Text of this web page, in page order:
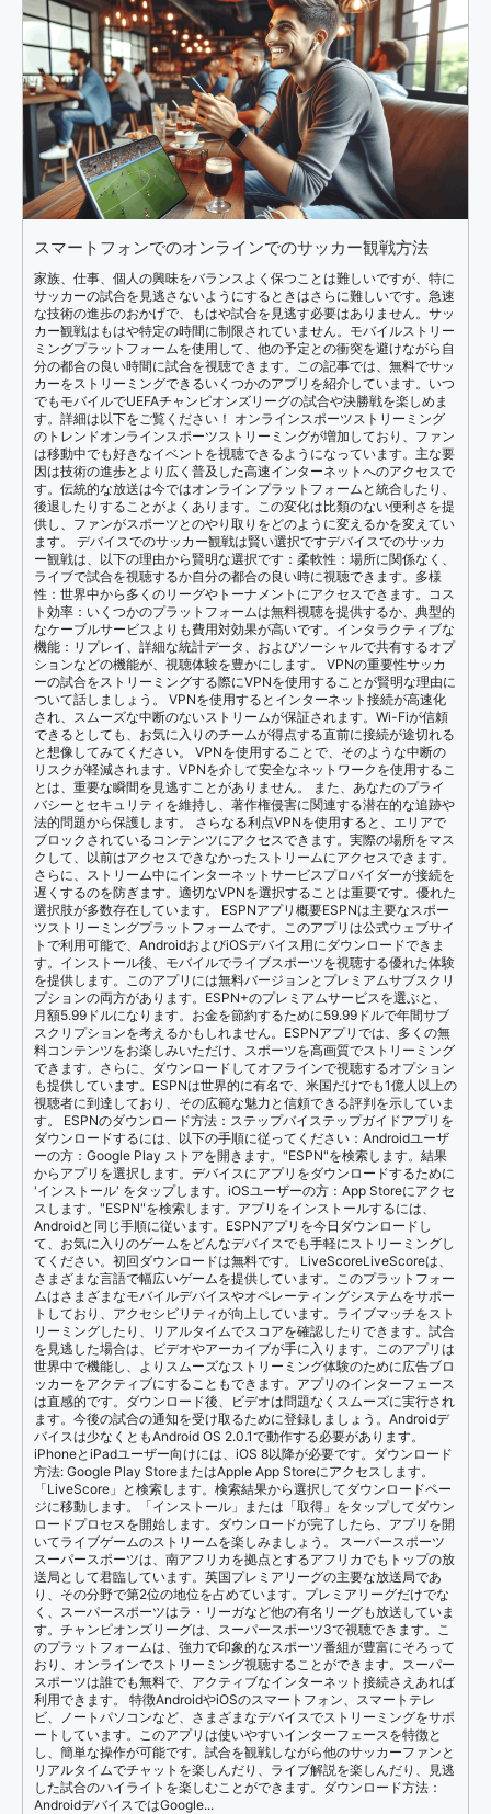
スマートフォンでのオンラインでのサッカー観戦方法
家族、仕事、個人の興味をバランスよく保つことは難しいですが、特に
サッカーの試合を見逃さないようにするときはさらに難しいです。急速
な技術の進歩のおかげで、もはや試合を見逃す必要はありません。サッ
カー観戦はもはや特定の時間に制限されていません。モバイルストリー
ミングプラットフォームを使用して、他の予定との衝突を避けながら自
分の都合の良い時間に試合を視聴できます。この記事では、無料でサッ
カーをストリーミングできるいくつかのアプリを紹介しています。いつ
でもモバイルでUEFAチャンピオンズリーグの試合や決勝戦を楽しめま
す。詳細は以下をご覧ください！ オンラインスポーツストリーミング
のトレンドオンラインスポーツストリーミングが増加しており、ファン
は移動中でも好きなイベントを視聴できるようになっています。主な要
因は技術の進歩とより広く普及した高速インターネットへのアクセスで
す。伝統的な放送は今ではオンラインプラットフォームと統合したり、
後退したりすることがよくあります。この変化は比類のない便利さを提
供し、ファンがスポーツとのやり取りをどのように変えるかを変えてい
ます。 デバイスでのサッカー観戦は賢い選択ですデバイスでのサッカ
ー観戦は、以下の理由から賢明な選択です：柔軟性：場所に関係なく、
ライブで試合を視聴するか自分の都合の良い時に視聴できます。多様
性：世界中から多くのリーグやトーナメントにアクセスできます。コス
ト効率：いくつかのプラットフォームは無料視聴を提供するか、典型的
なケーブルサービスよりも費用対効果が高いです。インタラクティブな
機能：リプレイ、詳細な統計データ、およびソーシャルで共有するオプ
ションなどの機能が、視聴体験を豊かにします。 VPNの重要性サッカ
ーの試合をストリーミングする際にVPNを使用することが賢明な理由に
ついて話しましょう。 VPNを使用するとインターネット接続が高速化
され、スムーズな中断のないストリームが保証されます。Wi-Fiが信頼
できるとしても、お気に入りのチームが得点する直前に接続が途切れる
と想像してみてください。 VPNを使用することで、そのような中断の
リスクが軽減されます。VPNを介して安全なネットワークを使用するこ
とは、重要な瞬間を見逃すことがありません。 また、あなたのプライ
バシーとセキュリティを維持し、著作権侵害に関連する潜在的な追跡や
法的問題から保護します。 さらなる利点VPNを使用すると、エリアで
ブロックされているコンテンツにアクセスできます。実際の場所をマス
クして、以前はアクセスできなかったストリームにアクセスできます。
さらに、ストリーム中にインターネットサービスプロバイダーが接続を
遅くするのを防ぎます。適切なVPNを選択することは重要です。優れた
選択肢が多数存在しています。 ESPNアプリ概要ESPNは主要なスポー
ツストリーミングプラットフォームです。このアプリは公式ウェブサイ
トで利用可能で、AndroidおよびiOSデバイス用にダウンロードできま
す。インストール後、モバイルでライブスポーツを視聴する優れた体験
を提供します。このアプリには無料バージョンとプレミアムサブスクリ
プションの両方があります。ESPN+のプレミアムサービスを選ぶと、
月額5.99ドルになります。お金を節約するために59.99ドルで年間サブ
スクリプションを考えるかもしれません。ESPNアプリでは、多くの無
料コンテンツをお楽しみいただけ、スポーツを高画質でストリーミング
できます。さらに、ダウンロードしてオフラインで視聴するオプション
も提供しています。ESPNは世界的に有名で、米国だけでも1億人以上の
視聴者に到達しており、その広範な魅力と信頼できる評判を示していま
す。 ESPNのダウンロード方法：ステップバイステップガイドアプリを
ダウンロードするには、以下の手順に従ってください：Androidユーザ
ーの方：Google Play ストアを開きます。"ESPN"を検索します。結果
からアプリを選択します。デバイスにアプリをダウンロードするために
'インストール' をタップします。iOSユーザーの方：App Storeにアクセ
スします。"ESPN"を検索します。アプリをインストールするには、
Androidと同じ手順に従います。ESPNアプリを今日ダウンロードし
て、お気に入りのゲームをどんなデバイスでも手軽にストリーミングし
てください。初回ダウンロードは無料です。 LiveScoreLiveScoreは、
さまざまな言語で幅広いゲームを提供しています。このプラットフォー
ムはさまざまなモバイルデバイスやオペレーティングシステムをサポー
トしており、アクセシビリティが向上しています。ライブマッチをスト
リーミングしたり、リアルタイムでスコアを確認したりできます。試合
を見逃した場合は、ビデオやアーカイブが手に入ります。このアプリは
世界中で機能し、よりスムーズなストリーミング体験のために広告ブロ
ッカーをアクティブにすることもできます。アプリのインターフェース
は直感的です。ダウンロード後、ビデオは問題なくスムーズに実行され
ます。今後の試合の通知を受け取るために登録しましょう。Androidデ
バイスは少なくともAndroid OS 2.0.1で動作する必要があります。
iPhoneとiPadユーザー向けには、iOS 8以降が必要です。ダウンロード
方法: Google Play StoreまたはApple App Storeにアクセスします。
「LiveScore」と検索します。検索結果から選択してダウンロードペー
ジに移動します。「インストール」または「取得」をタップしてダウン
ロードプロセスを開始します。ダウンロードが完了したら、アプリを開
いてライブゲームのストリームを楽しみましょう。 スーパースポーツ
スーパースポーツは、南アフリカを拠点とするアフリカでもトップの放
送局として君臨しています。英国プレミアリーグの主要な放送局であ
り、その分野で第2位の地位を占めています。プレミアリーグだけでな
く、スーパースポーツはラ・リーガなど他の有名リーグも放送していま
す。チャンピオンズリーグは、スーパースポーツ3で視聴できます。こ
のプラットフォームは、強力で印象的なスポーツ番組が豊富にそろって
おり、オンラインでストリーミング視聴することができます。スーパー
スポーツは誰でも無料で、アクティブなインターネット接続さえあれば
利用できます。 特徴AndroidやiOSのスマートフォン、スマートテレ
ビ、ノートパソコンなど、さまざまなデバイスでストリーミングをサポ
ートしています。このアプリは使いやすいインターフェースを特徴と
し、簡単な操作が可能です。試合を観戦しながら他のサッカーファンと
リアルタイムでチャットを楽しんだり、ライブ解説を楽しんだり、見逃
した試合のハイライトを楽しむことができます。ダウンロード方法：
AndroidデバイスではGoogle...